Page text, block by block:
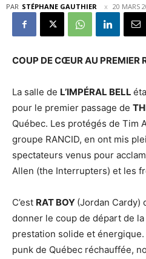
PAR STÉPHANE GAUTHIER 20 MARS
COUP DE CŒUR AU PREMIER
La salle de L’IMPÉRAL BELL
pour le premier passage de
Québec. Les protégés de Tim
groupe RANCID, en ont mis
spectateurs venus pour
Allen (the Interrupters) et les
C’est RAT BOY (Jordan Cardy)
donner le coup de départ de
prestation solide et
punk de Québec réchauffée,